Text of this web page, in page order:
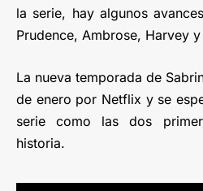
la serie, hay algunos
Prudence, Ambrose, Harvey
La nueva temporada de
de enero por Netflix y se
serie como las dos
historia.